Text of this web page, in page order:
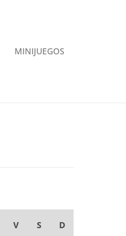
MINIJUEGOS
V S D